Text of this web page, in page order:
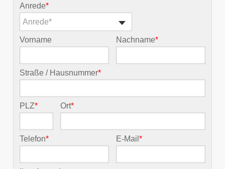
Anrede*
Anrede*
Vorname Nachname*
Straße / Hausnummer*
PLZ* Ort*
Telefon* E-Mail*